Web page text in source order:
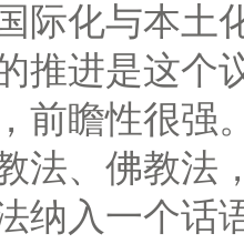
际化与本土
推进是这个
前瞻性很强
法、佛教法
纳入一个话